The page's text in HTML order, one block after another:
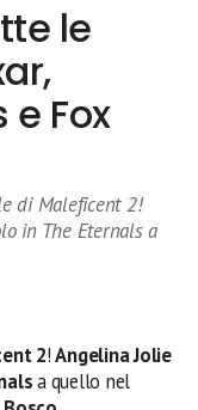
le
e Fox
di Maleficent 2!
in The Eternals a
2!Angelina Jolie
a quello nel